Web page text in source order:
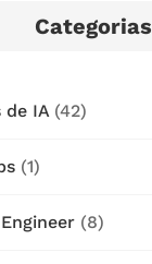
Categorias
de IA(42)
(1)
(8)